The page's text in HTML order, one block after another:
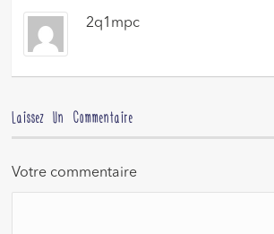
2q1mpc
Laissez Un Commentaire
Votre commentaire